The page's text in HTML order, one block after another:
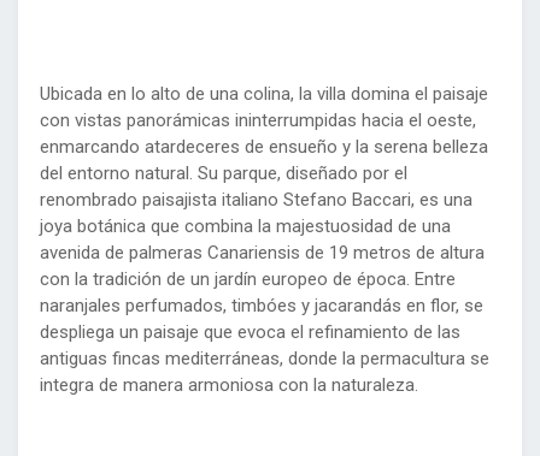
Ubicada en lo alto de una colina, la villa domina el paisaje
con vistas panorámicas ininterrumpidas hacia el oeste,
enmarcando atardeceres de ensueño y la serena belleza
del entorno natural. Su parque, diseñado por el
renombrado paisajista italiano Stefano Baccari, es una
joya botánica que combina la majestuosidad de una
avenida de palmeras Canariensis de 19 metros de altura
con la tradición de un jardín europeo de época. Entre
naranjales perfumados, timbóes y jacarandás en flor, se
despliega un paisaje que evoca el refinamiento de las
antiguas fincas mediterráneas, donde la permacultura se
integra de manera armoniosa con la naturaleza.